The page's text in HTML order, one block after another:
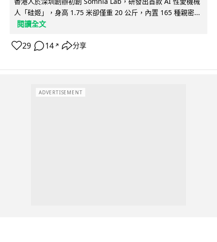
人「硅姬」，身高 1.75 米卻僅重 20 公斤，內置 165 種親密...
閱讀全文
29 14 ↗ 分享
ADVERTISEMENT